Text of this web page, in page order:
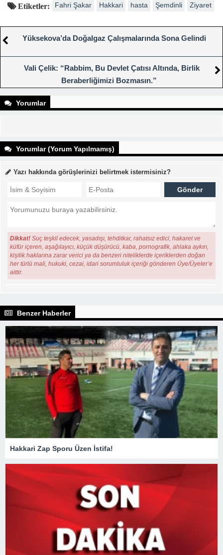
Etiketler: Fahri Şakar Hakkari hasta Şemdinli Ziyaret
Yüksekova’da Doğalgaz Çalışmalarında Sona Gelindi
Vali Çelik: “Rabbim, Bu Devlet Çatısı Altında, Birlik
Beraberliğimizi Bozmasın.”
Yorumlar
Yorumlar (Yorum Yapılmamış)
Yazı hakkında görüşlerinizi belirtmek istermisiniz?
Dikkat! Suç teşkil edecek, yasadışı, tehditkar, rahatsız edici, hakaret ve
küfür içeren, aşağılayıcı, küçük düşürücü, kaba, pornografik, ahlaka aykırı,
kişilik haklarına zarar verici ya da benzeri niteliklerde içeriklerden doğan
her türlü mali, hukuki, cezai, idari sorumluluk içeriği gönderen Üye/Üyeler’e
aittir.
Benzer Haberler
Hakkari Zap Sporu Üzen İstifa!